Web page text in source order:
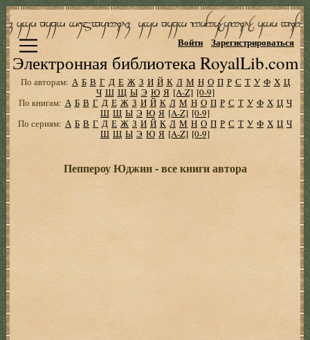
Электронная библиотека RoyalLib.com
Войти Зарегистрироваться
По авторам: А Б В Г Д Е Ж З И Й К Л М Н О П Р С Т У Ф Х Ц
Ч Ш Щ Ы Э Ю Я [A-Z] [0-9]
По книгам: А Б В Г Д Е Ж З И Й К Л М Н О П Р С Т У Ф Х Ц Ч
Ш Щ Ы Э Ю Я [A-Z] [0-9]
По сериям: А Б В Г Д Е Ж З И Й К Л М Н О П Р С Т У Ф Х Ц Ч
Ш Щ Ы Э Ю Я [A-Z] [0-9]
Пеппероу Юджин - все книги автора